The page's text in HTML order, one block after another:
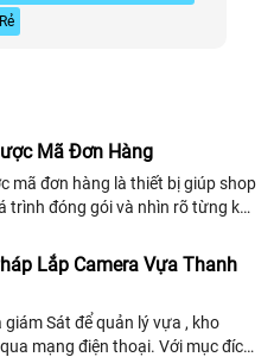
Mã Đơn Hàng
mã đơn hàng là thiết bị giúp shop
trình đóng gói và nhìn rõ từng ký
và truy xuất video nhanh khi
Lắp Camera Vựa Thanh
Sát để quản lý vựa , kho
điện thoại. Với mục đích